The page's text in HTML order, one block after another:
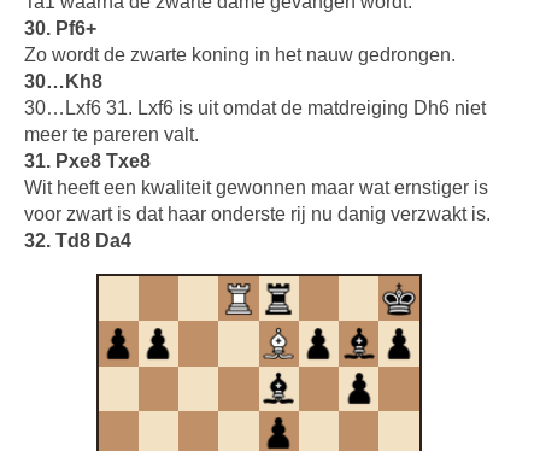
30. Pf6+
Zo wordt de zwarte koning in het nauw gedrongen.
30…Kh8
30…Lxf6 31. Lxf6 is uit omdat de matdreiging Dh6 niet
meer te pareren valt.
31. Pxe8 Txe8
Wit heeft een kwaliteit gewonnen maar wat ernstiger is
voor zwart is dat haar onderste rij nu danig verzwakt is.
32. Td8 Da4